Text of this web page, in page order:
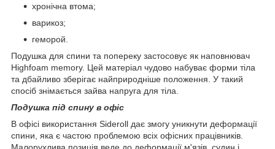
хронічна втома;
варикоз;
геморой.
Подушка для спини та попереку застосовує як наповнювач
Highfoam memory. Цей матеріал чудово набуває форми тіла
та дбайливо зберігає найприродніше положення. У такий
спосіб знімається зайва напруга для тіла.
Подушка під спину в офіс
В офісі використання Sideroll дає змогу уникнути деформації
спини, яка є частою проблемою всіх офісних працівників.
Малорухлива позиція веде до деформації м'язів, судин і